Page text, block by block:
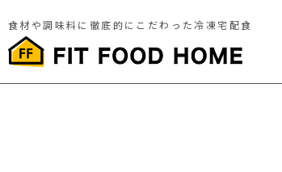
食材や調味料に徹底的にこだわった冷凍宅配食